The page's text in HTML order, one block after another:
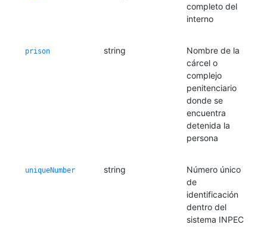
completo del
interno
prison string
Nombre de la
cárcel o
complejo
penitenciario
donde se
encuentra
detenida la
persona
uniqueNumber string
Número único
de
identificación
dentro del
sistema INPEC